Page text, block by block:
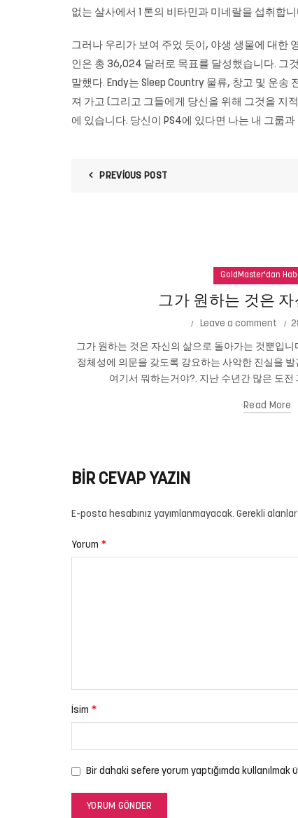
없는 살사에서 1 톤의 비타민과 미네랄을 섭취합니
그러나 우리가 보여 주었 듯이, 야생 생물에 대한
인은 총 36,024 달러로 목표를 달성했습니다. 그
말했다. Endy는 Sleep Country 물류, 창고 및 운송
져 가고 (그리고 그들에게 당신을 위해 그것을 지
에 있습니다. 당신이 PS4에 있다면 나는 내 그룹
PREVIOUS POST
GoldMaster'dan
그가 원하는 것은
Leave a comment
그가 원하는 것은 자신의 삶으로 돌아가는 것뿐입니
정체성에 의문을 갖도록 강요하는 사악한 진실을
여기서 뭐하는거야?. 지난 수년간 많은 도전
Read More
BIR CEVAP YAZIN
E-posta hesabınız yayımlanmayacak. Gerekli alanlar
Yorum *
İsim *
Bir dahaki sefere yorum yaptığımda